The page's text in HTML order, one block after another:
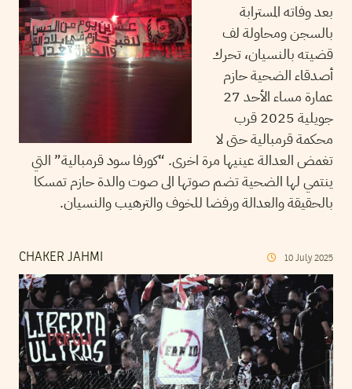
بعد وفاته المسترابة
بالسجن ومحاولة لف
قضيته بالنسيان، تحرك
أصدقاء الضحية حازم
عمارة مساء الأحد 27
جويلية 2025 قرب
محكمة قرمبالية حتى لا
تغمض العدالة عينيها مرة اخرى. “كورفا سود قرمبالية” التي
ينتمي لها الضحية تضم صوتها الى صوت والدة حازم تمسكا
بالحقيقة والعدالة ورفضا للخوف والترهيب والنسيان.
CHAKER JAHMI 10 July 2025